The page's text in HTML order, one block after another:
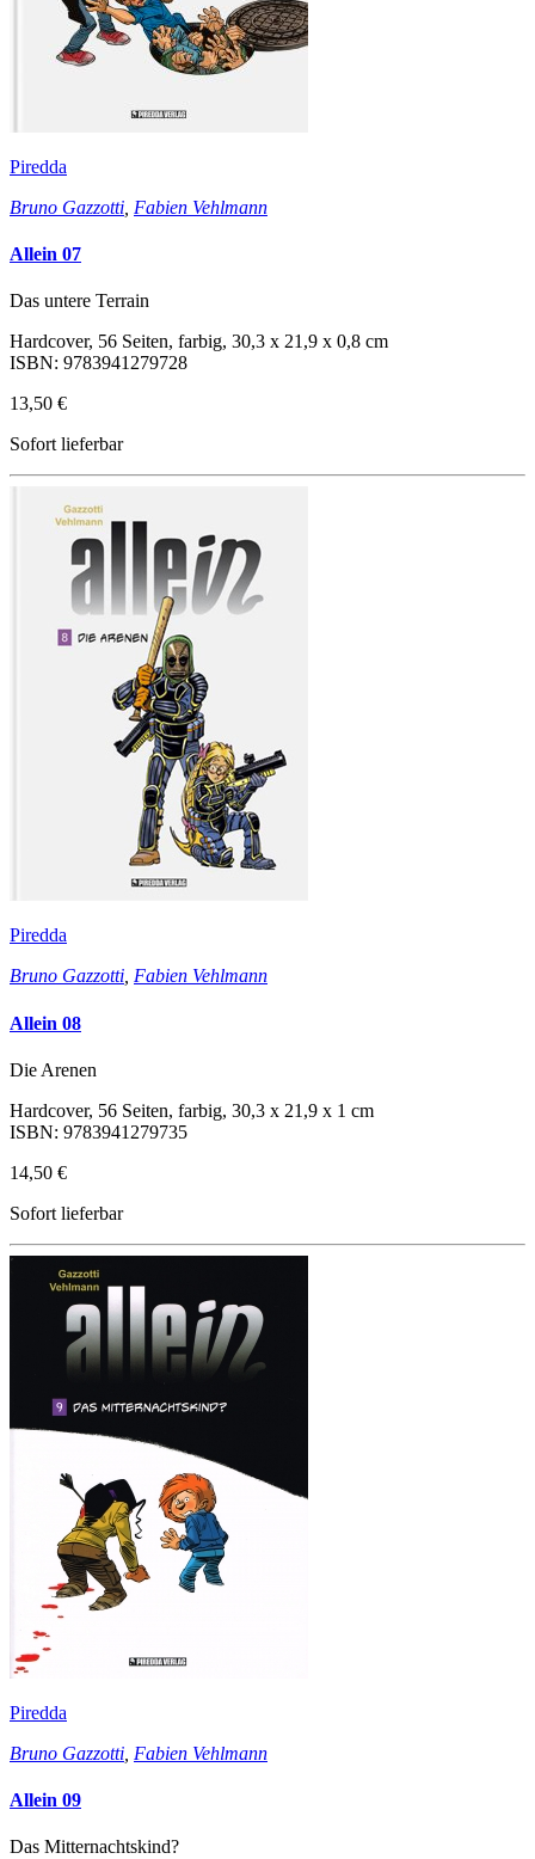
Piredda
Bruno Gazzotti Fabien Vehlmann
Allein 07
Das untere Terrain
Hardcover, 56 Seiten, farbig, 30,3 x 21,9 x 0,8 cm
ISBN: 9783941279728
13,50 €
Sofort lieferbar
Piredda
Bruno Gazzotti, Fabien Vehlmann
Allein 08
Die Arenen
Hardcover, 56 Seiten, farbig, 30,3 x 21,9 x 1 cm
ISBN: 9783941279735
14,50 €
Sofort lieferbar
Piredda
Bruno Gazzotti Fabien Vehlmann
Allein 09
Das Mitternachtskind?